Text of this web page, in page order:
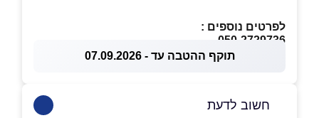
לפרטים נוספים :
050-2729736
תוקף ההטבה עד - 07.09.2026
חשוב לדעת